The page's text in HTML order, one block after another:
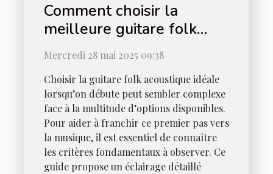
Comment choisir la
meilleure guitare folk
acoustique pour
débutants
Mercredi 28 mai 2025 09:38
Choisir la guitare folk acoustique idéale
lorsqu’on débute peut sembler complexe
face à la multitude d’options disponibles.
Pour aider à franchir ce premier pas vers
la musique, il est essentiel de connaître
les critères fondamentaux à observer. Ce
guide propose un éclairage détaillé